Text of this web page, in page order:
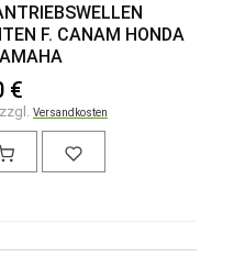
F. CANAM HONDA
€
Versandkosten